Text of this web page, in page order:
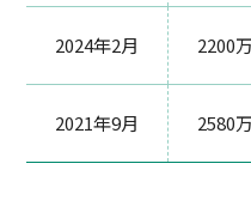
2024年2月 2200
2021年9月 2580